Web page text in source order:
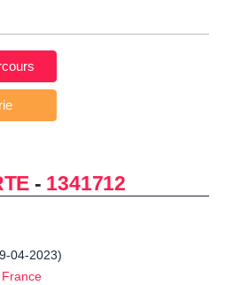
- 1341712
04-2023)
France